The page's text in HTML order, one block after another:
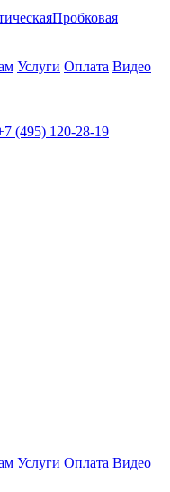
Пробковая
Услуги Оплата Видео
(495) 120-28-19
Услуги Оплата Видео